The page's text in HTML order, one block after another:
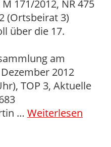
171/2012, NR 475
(Ortsbeirat 3)
über die 17.
am
2012
TOP 3, Aktuelle
… Weiterlesen